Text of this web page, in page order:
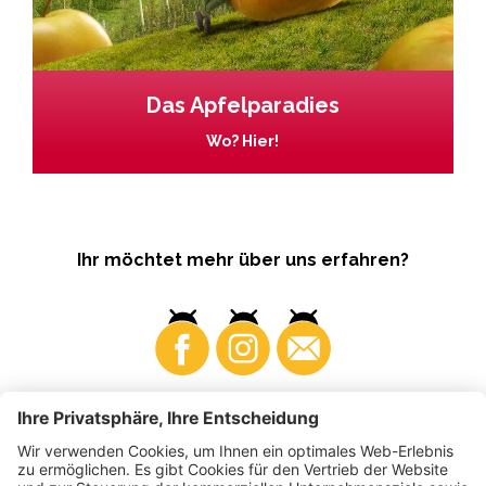
Das Apfelparadies
Wo? Hier!
Ihr möchtet mehr über uns erfahren?
Business Produzenten